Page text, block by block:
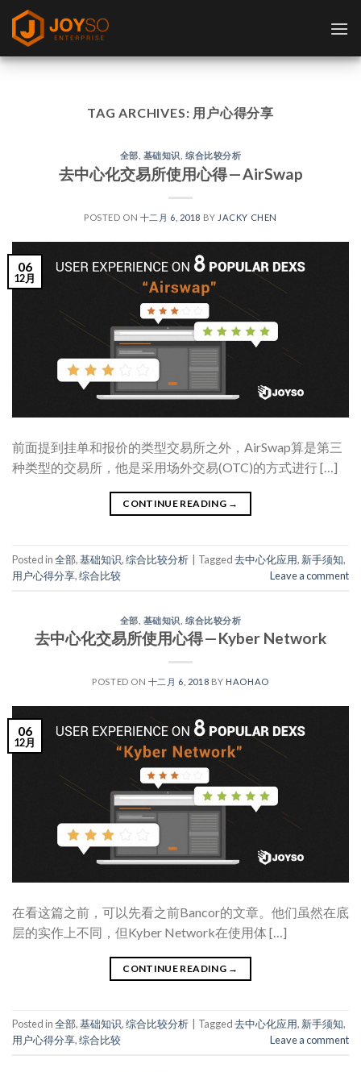
Skip
content
TAG ARCHIVES: 用户心得分享
全部 基础知识 ,综合比较分析
去中心化交易所使用心得 — AirSwap
POSTED ON 十二月 6, 2018 BY JACKY CHEN
06
12月
前面提到挂单和报价的类型交易所之外，AirSwap算是第三
种类型的交易所，他是采用场外交易(OTC)的方式进行 […]
CONTINUE READING →
Posted in全部,基础知识,综合比较分析 Tagged去中心化应用, 新手须知,
用户心得分享,综合比较 Leave a comment
全部 基础知识 ,综合比较分析
去中心化交易所使用心得 — Kyber Network
POSTED ON 十二月 6, 2018 BY HAOHAO
06
12月
在看这篇之前，可以先看之前Bancor的文章。他们虽然在底
层的实作上不同，但Kyber Network在使用体 […]
CONTINUE READING →
Posted in全部,基础知识,综合比较分析 Tagged去中心化应用, 新手须知,
用户心得分享,综合比较 Leave a comment